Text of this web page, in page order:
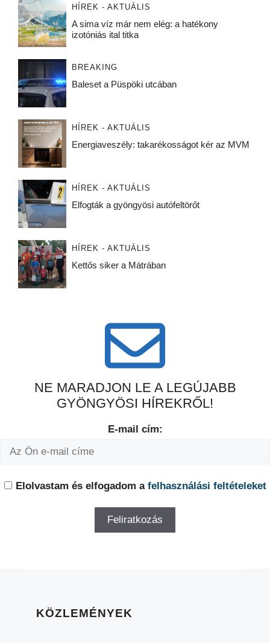
HÍREK - AKTUÁLIS
A sima víz már nem elég: a hatékony
izotóniás ital titka
BREAKING
Baleset a Püspöki utcában
HÍREK - AKTUÁLIS
Energiaveszély: takarékosságot kér az MVM
HÍREK - AKTUÁLIS
Elfogták a gyöngyösi autófeltörőt
HÍREK - AKTUÁLIS
Kettős siker a Mátrában
NE MARADJON LE A LEGÚJABB
GYÖNGYÖSI HÍREKRŐL!
E-mail cím:
Elolvastam és elfogadom a felhasználási feltételeket
KÖZLEMÉNYEK